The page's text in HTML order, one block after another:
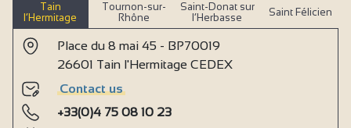
Tain
l’Hermitage
Tournon-sur-
Rhône
Saint-Donat sur
l’Herbasse
Saint Félicien
Place du 8 mai 45 - BP70019
26601 Tain l'Hermitage CEDEX
Contact us
+33(0)4 75 08 10 23